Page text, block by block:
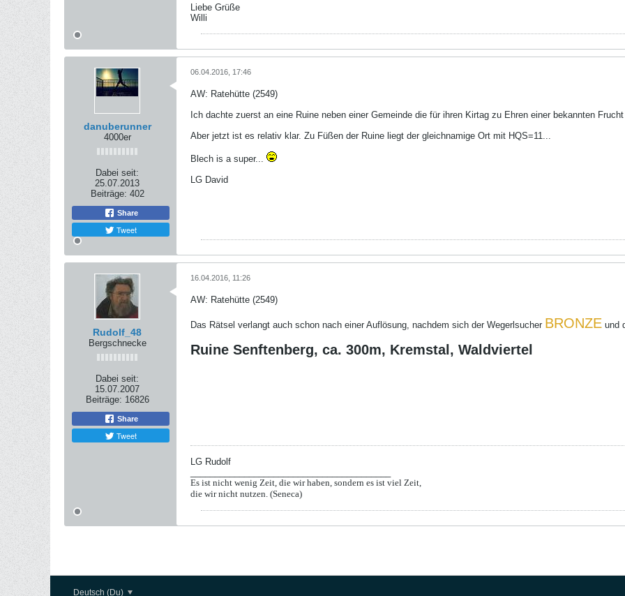
Liebe Grüße
Willi
danuberunner
4000er
Dabei seit:
25.07.2013
Beiträge: 402
Share
Tweet
06.04.2016, 17:46
AW: Ratehütte (2549)
Ich dachte zuerst an eine Ruine neben einer Gemeinde die für ihren Kirtag zu Ehren einer bekannten
Aber jetzt ist es relativ klar. Zu Füßen der Ruine liegt der gleichnamige Ort mit HQS=11...
Blech is a super...
LG David
Rudolf_48
Bergschnecke
Dabei seit:
15.07.2007
Beiträge: 16826
Share
Tweet
16.04.2016, 11:26
AW: Ratehütte (2549)
Das Rätsel verlangt auch schon nach einer Auflösung, nachdem sich der Wegerlsucher BRONZE und
Ruine Senftenberg, ca. 300m, Kremstal, Waldviertel
LG Rudolf
Es ist nicht wenig Zeit, die wir haben, sondern es ist viel Zeit,
die wir nicht nutzen. (Seneca)
Deutsch (Du)